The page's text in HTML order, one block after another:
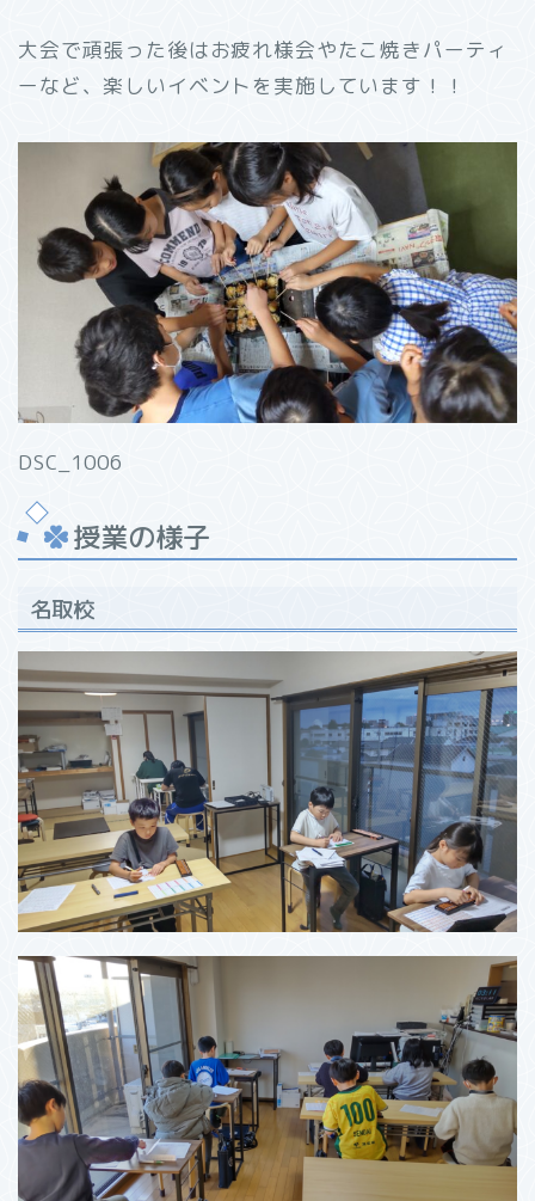
大会で頑張った後はお疲れ様会やたこ焼きパーティ
ーなど、楽しいイベントを実施しています！！
DSC_1006
授業の様子
名取校